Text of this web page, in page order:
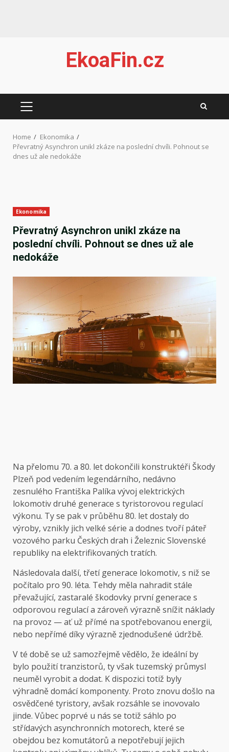
EkoaFin.cz
PRIMARY
Home
Ekonomika
Převratný Asynchron unikl zkáze na poslední chvíli. Pohnout se
dnes už ale nedokáže
Ekonomika
Převratný Asynchron unikl zkáze na
poslední chvíli. Pohnout se dnes už ale
nedokáže
Na přelomu 70. a 80. let dokončili konstruktéři Škody
Plzeň pod vedením legendárního, nedávno
zesnulého Františka Palíka vývoj elektrických
lokomotiv druhé generace s tyristorovou regulací
výkonu. Ty se pak v průběhu 80. let dostaly do
výroby, vznikly jich velké série a dodnes tvoří páteř
vozového parku Českých drah i Železnic Slovenské
republiky na elektrifikovaných tratích.
Následovala další, třetí generace lokomotiv, s niž se
počítalo pro 90. léta. Tehdy měla nahradit stále
převažující, zastaralé škodovky první generace s
odporovou regulací a zároveň výrazně snížit náklady
na provoz — ať už přímé na spotřebovanou energii,
nebo nepřímé díky výrazně zjednodušené údržbě.
V té době se už samozřejmě vědělo, že ideální by
bylo použití tranzistorů, ty však tuzemský průmysl
neuměl vyrobit a dodat. K dispozici totiž byly
výhradně domácí komponenty. Proto znovu došlo na
osvědčené tyristory, avšak rozsáhle se inovovalo
jinde. Vůbec poprvé u nás se totiž sáhlo po
střídavých asynchronních motorech, které se
obejdou bez komutátorů a nepotřebují jejich